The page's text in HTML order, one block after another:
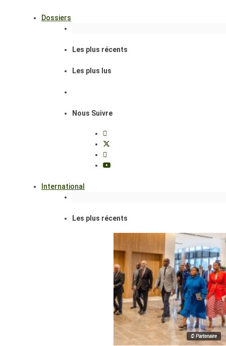
Dossiers
Les plus récents
Les plus lus
Nous Suivre
International
Les plus récents
© Partenaire